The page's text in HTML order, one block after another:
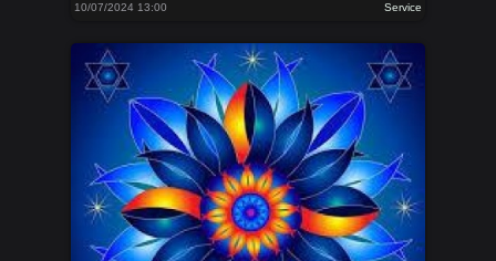
10/07/2024 13:00 Service